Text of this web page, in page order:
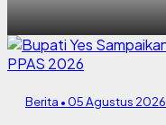
Berita • 05 Agustus 2026